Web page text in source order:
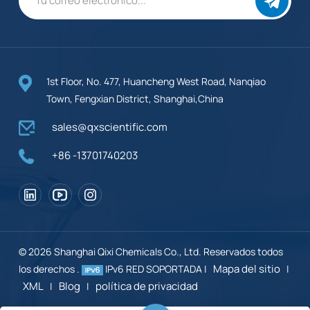
1st Floor, No. 477, Huancheng West Road, Nanqiao
Town, Fengxian District, Shanghai,China
sales@qxscientific.com
+86 -13701740203
© 2026 Shanghai Qixi Chemicals Co., Ltd. Reservados todos
los derechos .
IPv6 RED SOPORTADA | Mapa del sitio |
XML | Blog | política de privacidad